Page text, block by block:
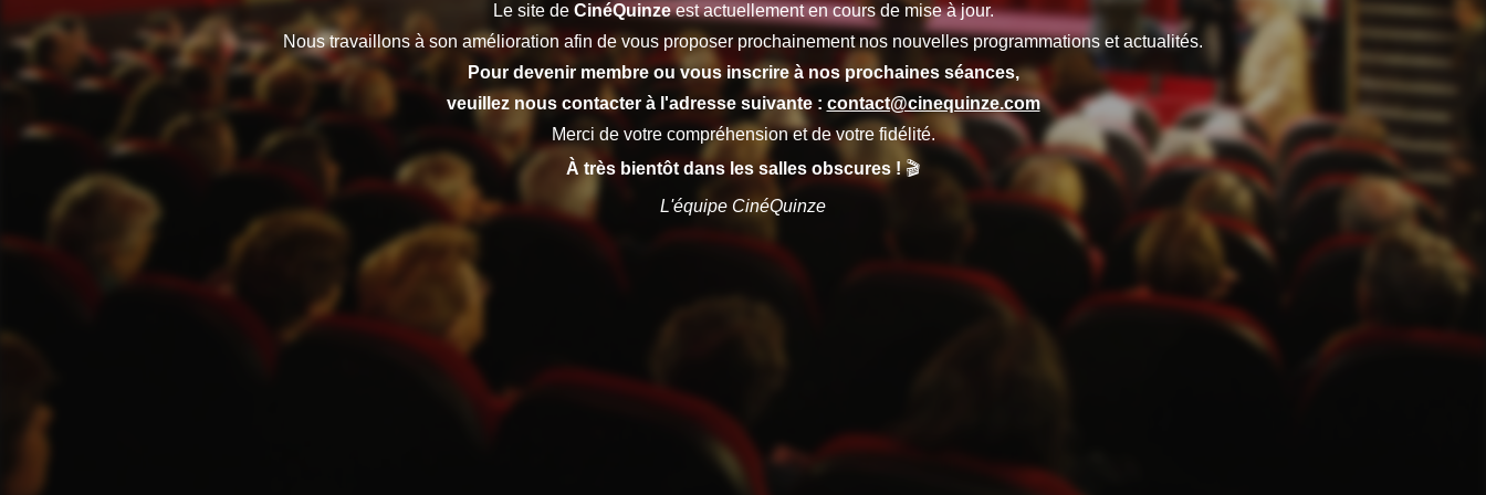
Le site de CinéQuinzeest actuellement en cours de mise à jour.
Nous travaillons à son amélioration afin de vous proposer prochainement nos nouvelles programmations et actualités.
Pour devenir membre ou vous inscrire à nos prochaines séances,
veuillez nous contacter à l'adresse suivante : contact@cinequinze.com
Merci de votre compréhension et de votre fidélité.
À très bientôt dans les salles obscures !🎬
L'équipe CinéQuinze